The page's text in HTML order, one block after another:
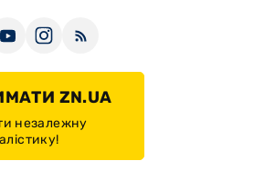
ZN.UA
незалежну